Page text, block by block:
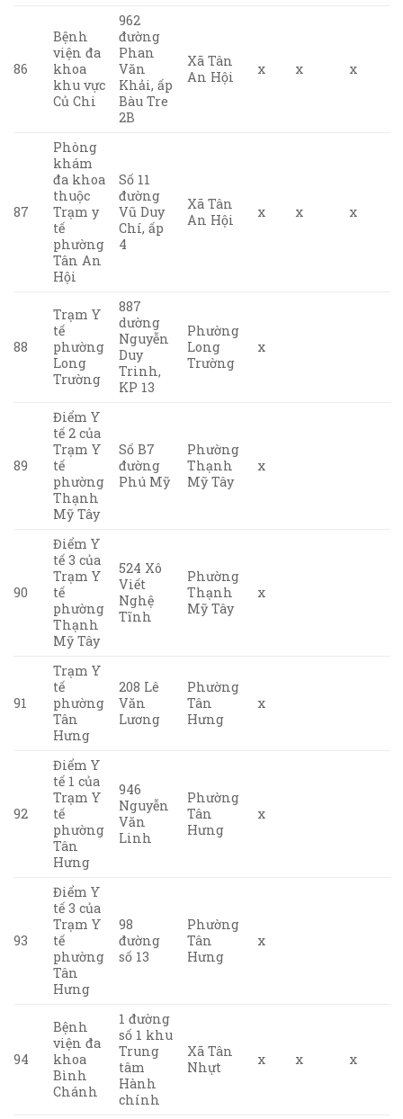
86
Bệnh
viện đa
khoa
khu vực
Củ Chi
962
đường
Phan
Văn
Khải, ấp
Bàu Tre
2B
Xã Tân
An Hội
x x x
87
Phòng
khám
đa khoa
thuộc
Trạm y
tế
phường
Tân An
Hội
Số 11
đường
Vũ Duy
Chí, ấp
4
Xã Tân
An Hội
x x x
88
Trạm Y
tế
phường
Long
Trường
887
dường
Nguyễn
Duy
Trinh,
KP 13
Phường
Long
Trường
x
89
Điểm Y
tế 2 của
Trạm Y
tế
phường
Thạnh
Mỹ Tây
Số B7
đường
Phú Mỹ
Phường
Thạnh
Mỹ Tây
x
90
Điểm Y
tế 3 của
Trạm Y
tế
phường
Thạnh
Mỹ Tây
524 Xô
Viết
Nghệ
Tĩnh
Phường
Thạnh
Mỹ Tây
x
91
Trạm Y
tế
phường
Tân
Hưng
208 Lê
Văn
Lương
Phường
Tân
Hưng
x
92
Điểm Y
tế 1 của
Trạm Y
tế
phường
Tân
Hưng
946
Nguyễn
Văn
Linh
Phường
Tân
Hưng
x
93
Điểm Y
tế 3 của
Trạm Y
tế
phường
Tân
Hưng
98
đường
số 13
Phường
Tân
Hưng
x
94
Bệnh
viện đa
khoa
Bình
Chánh
1 đường
số 1 khu
Trung
tâm
Hành
chính
Xã Tân
Nhựt
x x x